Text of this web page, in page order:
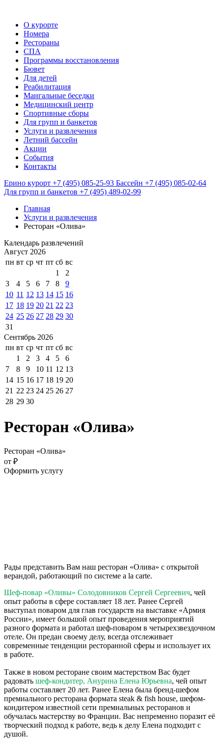
О курорте
Номера
Рестораны
СПА
Программы восстановления
Бювет
Для детей
Реабилитация
Мангальные беседки
Медицинский центр
Спортивные сборы
Для групп и банкетов
Услуги и развлечения
Летний бассейн
Акции
События
Контакты
Ерино курорт +7 (495) 085-25-93 Бассейн +7 (495) 085-02-64
Для групп и банкетов +7 (495) 489-02-99
Главная
Услуги и развлечения
Ресторан «Олива»
Календарь развлечений
Август 2026
пн вт ср чт пт сб вс
1
2
3
4 5 6 7 8
9
10 11 12 13 14 15 16
17 18 19 20 21 22 23
24 25 26 27 28 29 30
31
Сентябрь 2026
пн вт ср чт пт сб вс
1
2 3 4 5
6
7
8 9 10 11 12 13
14 15 16 17 18 19 20
21 22 23 24 25 26 27
28 29 30
Ресторан «Олива»
Ресторан «Олива»
от ₽
Оформить услугу
Рады представить Вам наш ресторан «Олива» с открытой
верандой, работающий по системе a la carte.
Шеф-повар «Оливы» Солодовников Сергей Сергеевич, чей
опыт работы в сфере составляет 18 лет. Ранее Сергей
выступал поваром для глав государств на выставке «Армия
России», имеет большой опыт проведения мероприятий
разного формата и работал шеф-поваром в четырехзвездочном
отеле. Он предан своему делу, всегда отслеживает
современные тенденции ресторанной сферы и использует их
в работе.
Также в новом ресторане своим мастерством Вас будет
радовать шеф-кондитер, Анурина Елена Юрьевна, чей опыт
работы составляет 20 лет. Ранее Елена была бренд-шефом
премиального ресторана формата steak & fish house, шефом-
кондитером известной сети премиальных ресторанов и
обучалась мастерству во Франции. Вас непременно поразит её
творческий подход к работе, ведь к делу Елена подходит с
душой.